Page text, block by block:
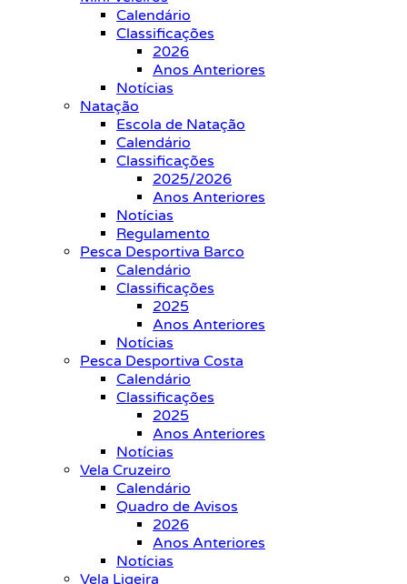
Calendário
Classificações
2026
Anos Anteriores
Notícias
Natação
Escola de Natação
Calendário
Classificações
2025/2026
Anos Anteriores
Notícias
Regulamento
Pesca Desportiva Barco
Calendário
Classificações
2025
Anos Anteriores
Notícias
Pesca Desportiva Costa
Calendário
Classificações
2025
Anos Anteriores
Notícias
Vela Cruzeiro
Calendário
Quadro de Avisos
2026
Anos Anteriores
Notícias
Vela Ligeira